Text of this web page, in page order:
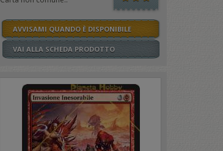
AVVISAMI QUANDO È DISPONIBILE
VAI ALLA SCHEDA PRODOTTO